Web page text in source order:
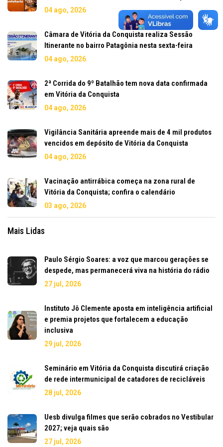
04 ago, 2026
Câmara de Vitória da Conquista realiza Sessão
Itinerante no bairro Patagônia nesta sexta-feira
04 ago, 2026
2ª Corrida do 9º Batalhão tem nova data confirmada
em Vitória da Conquista
04 ago, 2026
Vigilância Sanitária apreende mais de 4 mil produtos
vencidos em depósito de Vitória da Conquista
04 ago, 2026
Vacinação antirrábica começa na zona rural de
Vitória da Conquista; confira o calendário
03 ago, 2026
Mais Lidas
Paulo Sérgio Soares: a voz que marcou gerações se
despede, mas permanecerá viva na história do rádio
27 jul, 2026
Instituto Jô Clemente aposta em inteligência artificial
e premia projetos que fortalecem a educação
inclusiva
29 jul, 2026
Seminário em Vitória da Conquista discutirá criação
de rede intermunicipal de catadores de recicláveis
28 jul, 2026
Uesb divulga filmes que serão cobrados no Vestibular
2027; veja quais são
27 jul, 2026